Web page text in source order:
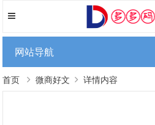
网站导航
首页 微商好文 详情内容